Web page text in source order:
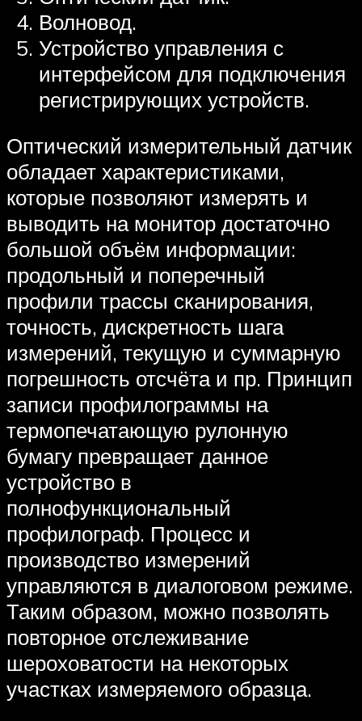
Волновод.
Устройство управления с
интерфейсом для подключения
регистрирующих устройств.
Оптический измерительный датчик
обладает характеристиками,
которые позволяют измерять и
выводить на монитор достаточно
большой объём информации:
продольный и поперечный
профили трассы сканирования,
точность, дискретность шага
измерений, текущую и суммарную
погрешность отсчёта и пр. Принцип
записи профилограммы на
термопечатающую рулонную
бумагу превращает данное
устройство в
полнофункциональный
профилограф. Процесс и
производство измерений
управляются в диалоговом режиме.
Таким образом, можно позволять
повторное отслеживание
шероховатости на некоторых
участках измеряемого образца.